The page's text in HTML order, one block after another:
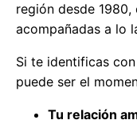
región desde
acompañadas a lo
Si te identificas
puede ser el
Tu relación